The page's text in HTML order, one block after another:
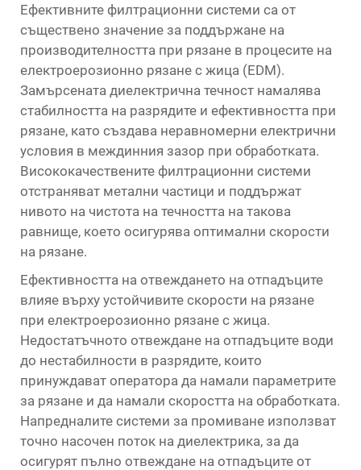
Ефективните филтрационни системи са от
съществено значение за поддържане на
производителността при рязане в процесите на
електроерозионно рязане с жица (EDM).
Замърсената диелектрична течност намалява
стабилността на разрядите и ефективността при
рязане, като създава неравномерни електрични
условия в междинния зазор при обработката.
Висококачествените филтрационни системи
отстраняват метални частици и поддържат
нивото на чистота на течността на такова
равнище, което осигурява оптимални скорости
на рязане.
Ефективността на отвеждането на отпадъците
влияе върху устойчивите скорости на рязане
при електроерозионно рязане с жица.
Недостатъчното отвеждане на отпадъците води
до нестабилности в разрядите, които
принуждават оператора да намали параметрите
за рязане и да намали скоростта на обработката.
Напредналите системи за промиване използват
точно насочен поток на диелектрика, за да
осигурят пълно отвеждане на отпадъците от